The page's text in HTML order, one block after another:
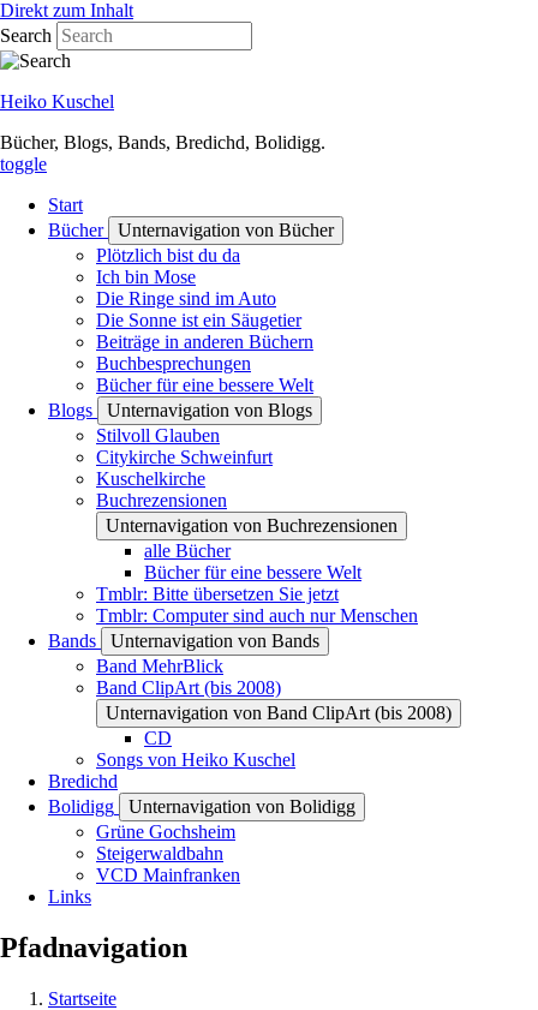
Direkt zum Inhalt
Search
Heiko Kuschel
Bücher, Blogs, Bands, Bredichd, Bolidigg.
toggle
Start
Bücher
Unternavigation von Bücher
Plötzlich bist du da
Ich bin Mose
Die Ringe sind im Auto
Die Sonne ist ein Säugetier
Beiträge in anderen Büchern
Buchbesprechungen
Bücher für eine bessere Welt
Blogs
Unternavigation von Blogs
Stilvoll Glauben
Citykirche Schweinfurt
Kuschelkirche
Buchrezensionen
Unternavigation von Buchrezensionen
alle Bücher
Bücher für eine bessere Welt
Tmblr: Bitte übersetzen Sie jetzt
Tmblr: Computer sind auch nur Menschen
Bands
Unternavigation von Bands
Band MehrBlick
Band ClipArt (bis 2008)
Unternavigation von Band ClipArt (bis 2008)
CD
Songs von Heiko Kuschel
Bredichd
Bolidigg
Unternavigation von Bolidigg
Grüne Gochsheim
Steigerwaldbahn
VCD Mainfranken
Links
Pfadnavigation
Startseite